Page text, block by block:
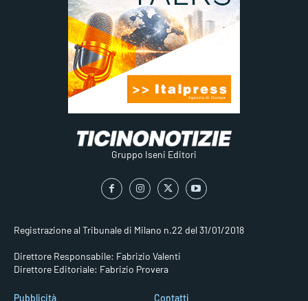
Gruppo Iseni Editori
Registrazione al Tribunale di Milano n.22 del 31/01/2018
Direttore Responsabile: Fabrizio Valenti
Direttore Editoriale: Fabrizio Provera
Pubblicità
Contatti